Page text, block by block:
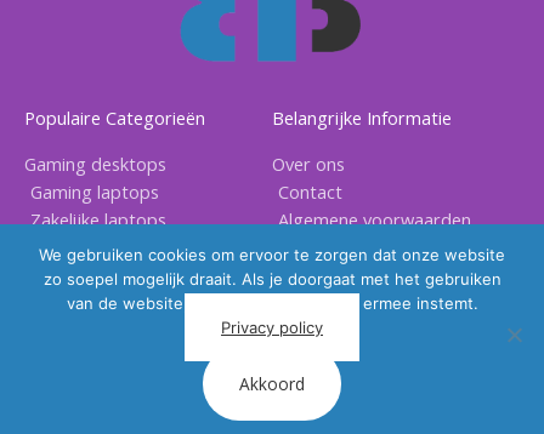
Populaire Categorieën
Gaming desktops
Gaming laptops
Zakelijke laptops
Gaming accessoires
Belangrijke Informatie
Over ons
Contact
Algemene voorwaarden
Privacy voorwaarden
Copyright © 2026 |BB Electronix
We gebruiken cookies om ervoor te zorgen dat onze website
zo soepel mogelijk draait. Als je doorgaat met het gebruiken
van de website, gaan we er vanuit dat ermee instemt.
Privacy policy
Akkoord